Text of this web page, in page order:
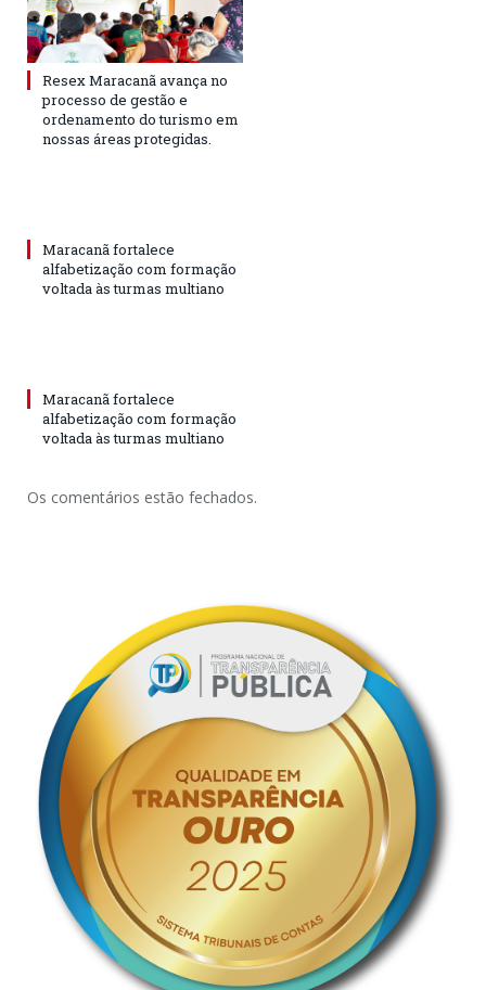
Resex Maracanã avança no
processo de gestão e
ordenamento do turismo em
nossas áreas protegidas.
Maracanã fortalece
alfabetização com formação
voltada às turmas multiano
Maracanã fortalece
alfabetização com formação
voltada às turmas multiano
Os comentários estão fechados.